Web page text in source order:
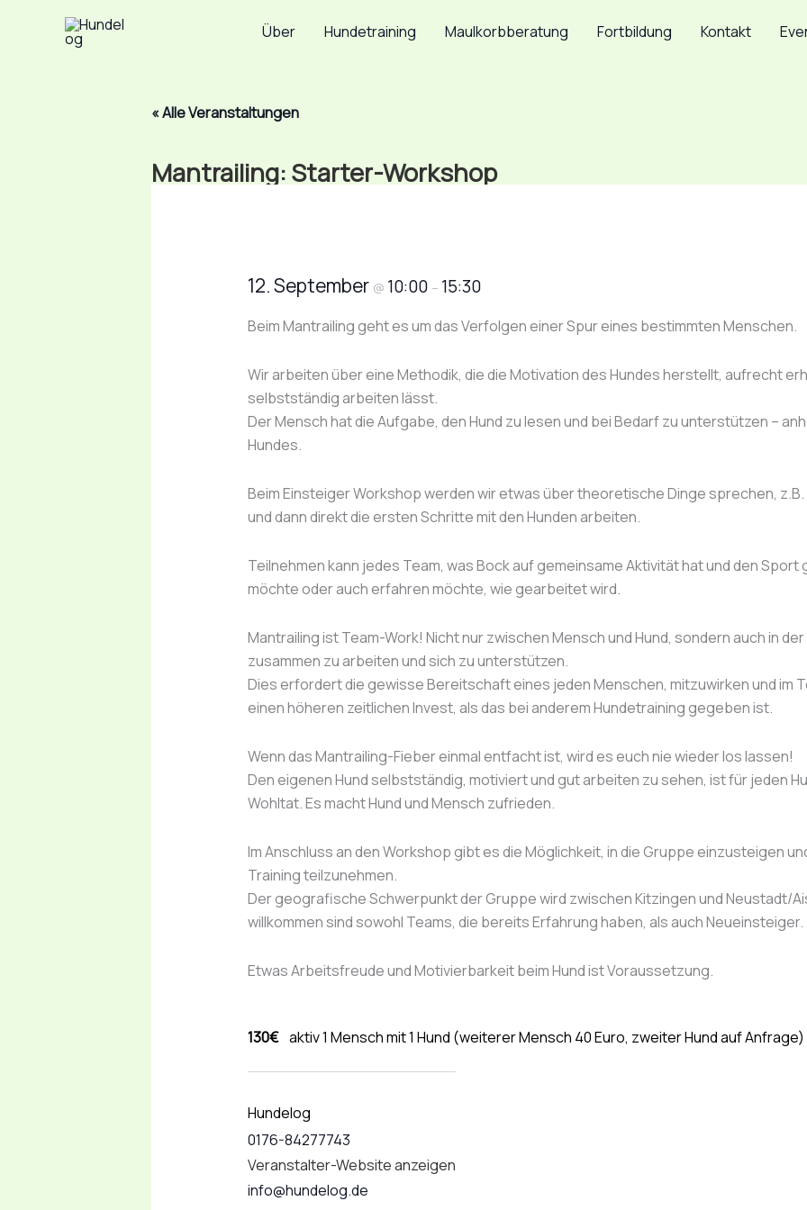
Über Hundetraining Maulkorbberatung Fortbildung Kontakt
« Alle Veranstaltungen
Mantrailing: Starter-Workshop
12. September @ 10:00 – 15:30
Beim Mantrailing geht es um das Verfolgen einer Spur eines bestimmten Menschen.
Wir arbeiten über eine Methodik, die die Motivation des Hundes herstellt, aufrecht
selbstständig arbeiten lässt.
Der Mensch hat die Aufgabe, den Hund zu lesen und bei Bedarf zu unterstützen –
Hundes.
Beim Einsteiger Workshop werden wir etwas über theoretische Dinge sprechen,
und dann direkt die ersten Schritte mit den Hunden arbeiten.
Teilnehmen kann jedes Team, was Bock auf gemeinsame Aktivität hat und den
möchte oder auch erfahren möchte, wie gearbeitet wird.
Mantrailing ist Team-Work! Nicht nur zwischen Mensch und Hund, sondern auch in
zusammen zu arbeiten und sich zu unterstützen.
Dies erfordert die gewisse Bereitschaft eines jeden Menschen, mitzuwirken und im
einen höheren zeitlichen Invest, als das bei anderem Hundetraining gegeben ist.
Wenn das Mantrailing-Fieber einmal entfacht ist, wird es euch nie wieder los lassen!
Den eigenen Hund selbstständig, motiviert und gut arbeiten zu sehen, ist für jeden
Wohltat. Es macht Hund und Mensch zufrieden.
Im Anschluss an den Workshop gibt es die Möglichkeit, in die Gruppe einzusteigen
Training teilzunehmen.
Der geografische Schwerpunkt der Gruppe wird zwischen Kitzingen und Neustadt/
willkommen sind sowohl Teams, die bereits Erfahrung haben, als auch Neueinsteiger.
Etwas Arbeitsfreude und Motivierbarkeit beim Hund ist Voraussetzung.
130€ aktiv 1 Mensch mit 1 Hund (weiterer Mensch 40 Euro, zweiter Hund auf Anfrage)
Hundelog
0176-84277743
Veranstalter-Website anzeigen
info@hundelog.de